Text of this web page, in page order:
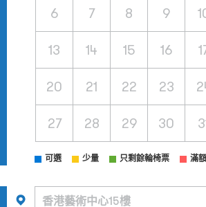
6 7 8 9
13 14 15 16
20 21 22 23
27 28 29 30
可選 少量 只剩餘輪椅票 滿額